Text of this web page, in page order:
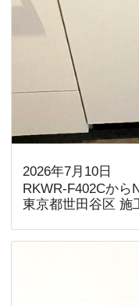
2026年7月10日
RKWR-F402Cから
東京都世田谷区 施